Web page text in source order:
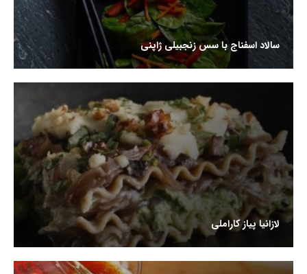
سالاد اسفناج با سس زنجبیلی ژاپنی
لازانیا پیاز کاراملی